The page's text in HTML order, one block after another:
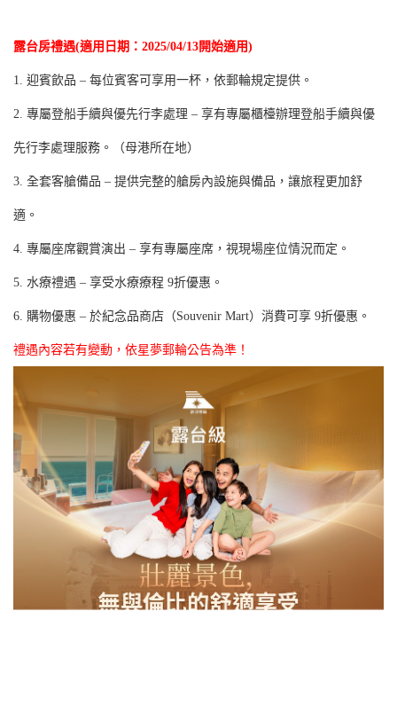
露台房禮遇(適用日期：2025/04/13開始適用)
1. 迎賓飲品 – 每位賓客可享用一杯，依郵輪規定提供。
2. 專屬登船手續與優先行李處理 – 享有專屬櫃檯辦理登船手續與優
先行李處理服務。（母港所在地）
3. 全套客艙備品 – 提供完整的艙房內設施與備品，讓旅程更加舒
適。
4. 專屬座席觀賞演出 – 享有專屬座席，視現場座位情況而定。
5. 水療禮遇 – 享受水療療程 9折優惠。
6. 購物優惠 – 於紀念品商店（Souvenir Mart）消費可享 9折優惠。
禮遇內容若有變動，依星夢郵輪公告為準！